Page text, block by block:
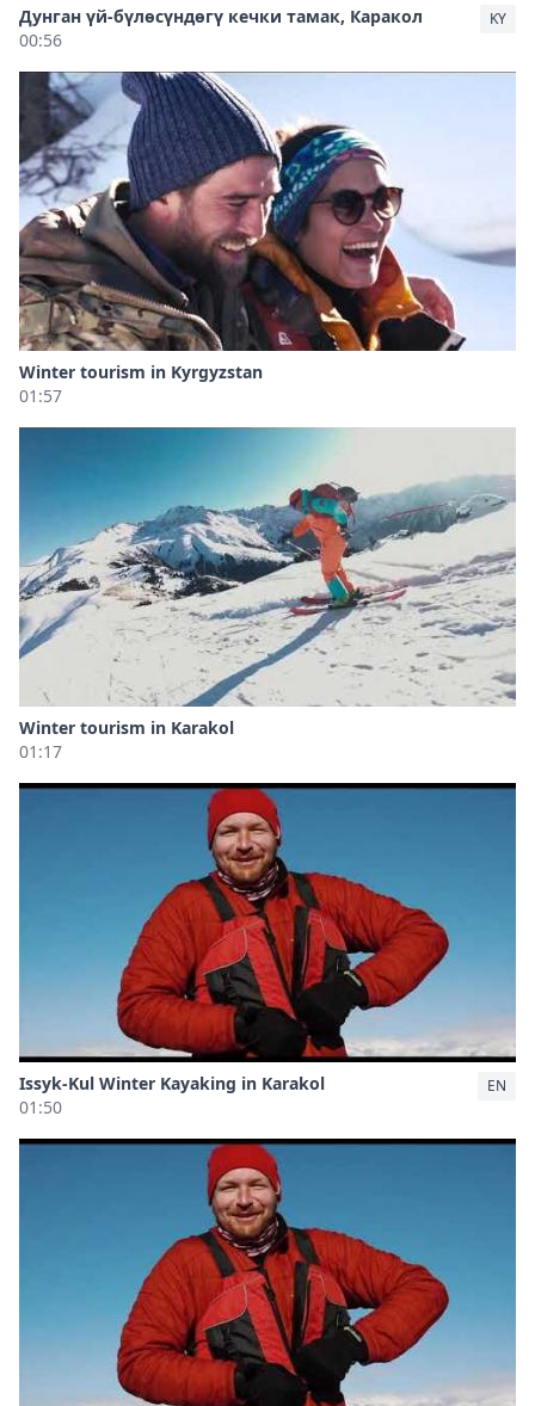
Дунган үй-бүлөсүндөгү кечки тамак, Каракол
00:56
KY
Winter tourism in Kyrgyzstan
01:57
Winter tourism in Karakol
01:17
Issyk-Kul Winter Kayaking in Karakol
01:50
EN